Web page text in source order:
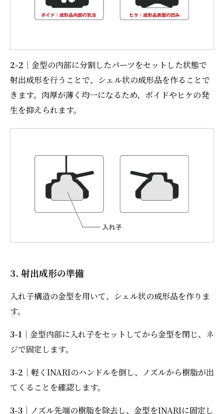
2-2 ｜金型の内部に分割したパーツをセットした状態で
射出成形を行うことで、シェル状の成形品を作ることで
きます。肉厚が薄く均一になるため、ボイドやヒケの発
生を抑えられます。
3. 射出成形の準備
入れ子構造の金型を用いて、シェル状の成形品を作りま
す。
3-1 ｜金型内部に入れ子をセットしてから金型を閉じ、ネ
ジで固定します。
3-2 ｜軽くINARIのハンドルを倒し、ノズルから樹脂が出
てくることを確認します。
3-3 ｜ノズル先端の樹脂を除去し、金型をINARIに固定し